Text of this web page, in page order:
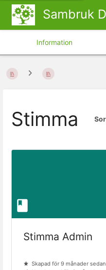
Sambruk
Information
Stimma
Stimma Admin
Skapad för 9 månader sedan